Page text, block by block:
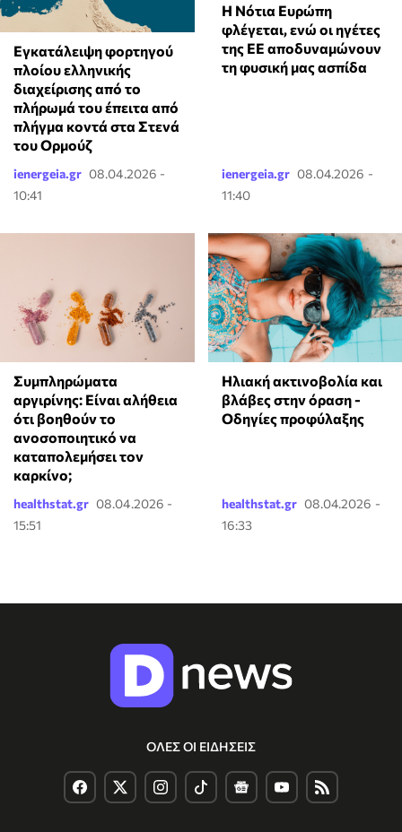
Εγκατάλειψη φορτηγού
πλοίου ελληνικής
διαχείρισης από το
πλήρωμά του έπειτα από
πλήγμα κοντά στα Στενά
του Ορμούζ
ienergeia.gr 08.04.2026 -
10:41
Η Νότια Ευρώπη
φλέγεται, ενώ οι ηγέτες
της ΕΕ αποδυναμώνουν
τη φυσική μας ασπίδα
ienergeia.gr 08.04.2026 -
11:40
⁠Συμπληρώματα
αργιρίνης: Είναι αλήθεια
ότι βοηθούν το
ανοσοποιητικό να
καταπολεμήσει τον
καρκίνο;
healthstat.gr 08.04.2026 -
15:51
Ηλιακή ακτινοβολία και
βλάβες στην όραση -
Οδηγίες προφύλαξης
healthstat.gr 08.04.2026 -
16:33
ΟΛΕΣ ΟΙ ΕΙΔΗΣΕΙΣ